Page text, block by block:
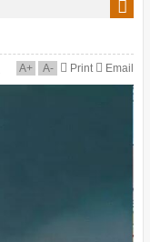
A+ A- Print Email